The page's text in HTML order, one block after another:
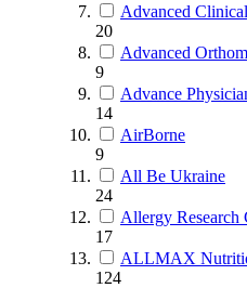
Advanced
20
Advanced
9
Advance
14
AirBorne
9
All Be Ukraine
24
Allergy Research
17
ALLMAX
124